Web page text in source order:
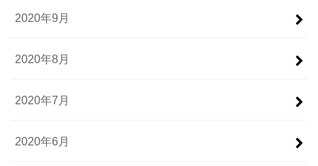
2020年9月
2020年8月
2020年7月
2020年6月